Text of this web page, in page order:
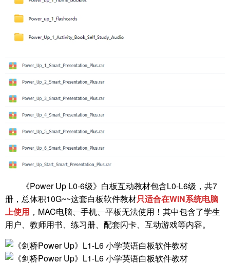
《Power Up L0-6级》白板互动教材包含L0-L6级，共7
册，总体积10G~~这套白板软件教材只适合在WIN系统电脑
上使用 ， MAC电脑、手机、平板无法使用 ！其中包含了学生
用户、教师用书、练习册、配套闪卡、互动游戏等内容。